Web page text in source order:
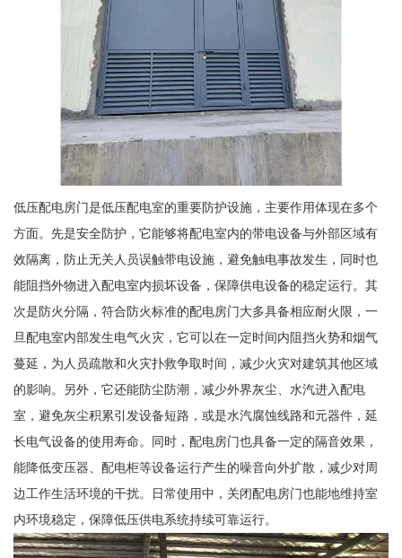
低压配电房门是低压配电室的重要防护设施，主要作用体现在多个
方面。先是安全防护，它能够将配电室内的带电设备与外部区域有
效隔离，防止无关人员误触带电设施，避免触电事故发生，同时也
能阻挡外物进入配电室内损坏设备，保障供电设备的稳定运行。其
次是防火分隔，符合防火标准的配电房门大多具备相应耐火限，一
旦配电室内部发生电气火灾，它可以在一定时间内阻挡火势和烟气
蔓延，为人员疏散和火灾扑救争取时间，减少火灾对建筑其他区域
的影响。另外，它还能防尘防潮，减少外界灰尘、水汽进入配电
室，避免灰尘积累引发设备短路，或是水汽腐蚀线路和元器件，延
长电气设备的使用寿命。同时，配电房门也具备一定的隔音效果，
能降低变压器、配电柜等设备运行产生的噪音向外扩散，减少对周
边工作生活环境的干扰。日常使用中，关闭配电房门也能地维持室
内环境稳定，保障低压供电系统持续可靠运行。